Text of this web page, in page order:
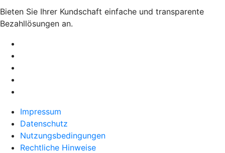
Bieten Sie Ihrer Kundschaft einfache und transparente
Bezahllösungen an.
Impressum
Datenschutz
Nutzungsbedingungen
Rechtliche Hinweise